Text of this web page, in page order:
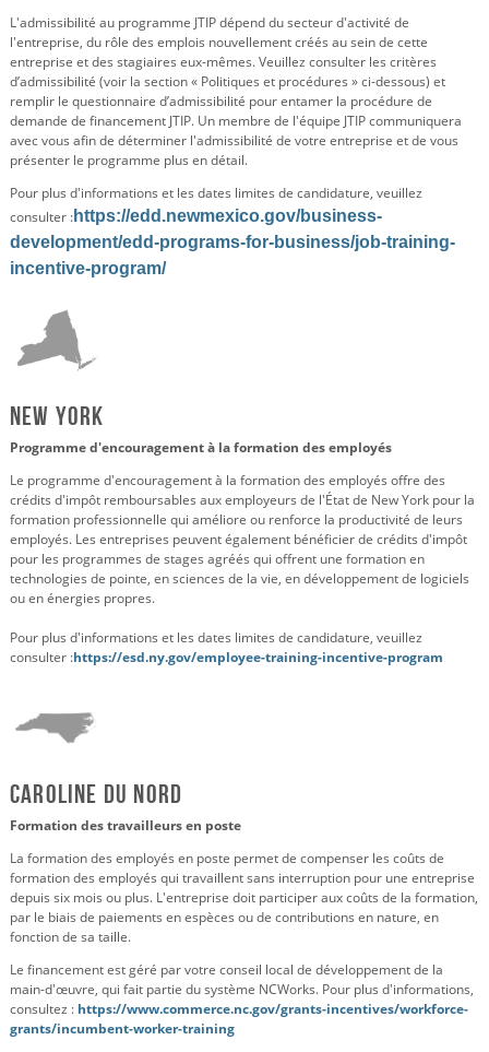
L'admissibilité au programme JTIP dépend du secteur d'activité de
l'entreprise, du rôle des emplois nouvellement créés au sein de cette
entreprise et des stagiaires eux-mêmes. Veuillez consulter les critères
d’admissibilité (voir la section « Politiques et procédures » ci-dessous) et
remplir le questionnaire d’admissibilité pour entamer la procédure de
demande de financement JTIP. Un membre de l'équipe JTIP communiquera
avec vous afin de déterminer l'admissibilité de votre entreprise et de vous
présenter le programme plus en détail.
Pour plus d'informations et les dates limites de candidature, veuillez
consulter :https://edd.newmexico.gov/business-
development/edd-programs-for-business/job-training-
incentive-program/
New York
Programme d'encouragement à la formation des employés
Le programme d'encouragement à la formation des employés offre des
crédits d'impôt remboursables aux employeurs de l'État de New York pour la
formation professionnelle qui améliore ou renforce la productivité de leurs
employés. Les entreprises peuvent également bénéficier de crédits d'impôt
pour les programmes de stages agréés qui offrent une formation en
technologies de pointe, en sciences de la vie, en développement de logiciels
ou en énergies propres.
Pour plus d'informations et les dates limites de candidature, veuillez
consulter :https://esd.ny.gov/employee-training-incentive-program
Caroline du Nord
Formation des travailleurs en poste
La formation des employés en poste permet de compenser les coûts de
formation des employés qui travaillent sans interruption pour une entreprise
depuis six mois ou plus. L'entreprise doit participer aux coûts de la formation,
par le biais de paiements en espèces ou de contributions en nature, en
fonction de sa taille.
Le financement est géré par votre conseil local de développement de la
main-d'œuvre, qui fait partie du système NCWorks. Pour plus d'informations,
consultez : https://www.commerce.nc.gov/grants-incentives/workforce-
grants/incumbent-worker-training